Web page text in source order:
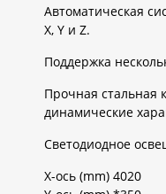
Автоматическая
X, Y и Z.
Поддержка
Прочная стальная
динамические
Светодиодное
X-ось (mm) 4020